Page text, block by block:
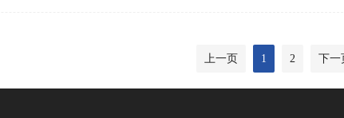
上一页 1 2 下一